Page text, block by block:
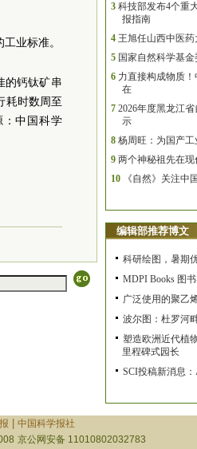
业标准。
的钙钛矿串
耗时数周至
：中国科学
3 科技部发布4个重
报指南
4 王旭任山西中医药
5 国家自然科学基
6 力直接构成物质
在
7 2026年度黑龙江
示
8 杨周旺：为国产工
9 两个神秘祖先在
10
《自然》关注中
编辑部推荐博文
科研绘图，暑期
MDPI Books 图
广泛使用的聚乙
波尔图：杜罗河
塑造欧洲近代植
里程碑式园长
SCI投稿新消息
中国科学报社
京公网安备 11010802032783